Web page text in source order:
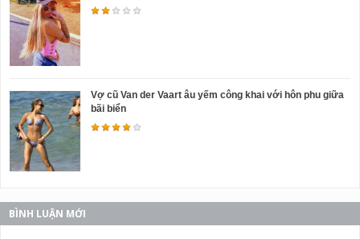
Vợ cũ Van der Vaart âu yếm công khai với hôn phu giữa
bãi biển
BÌNH LUẬN MỚI